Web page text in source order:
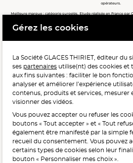
opérateurs.
Meilleure marque : catégorie surgelés. Etude réalisée en France par
Meilleure chaîne de magasins, Meilleur e-commerçant, Meilleure
POUR VOTRE SANTÉ, MANGEZ AU
LÉGUMES PAR JOUR.
L'abus d'alcool est dangereux pour
avec
Gérez les cookies
La Société GLACES THIRIET, éditeur du
ses partenaires utilise(nt) des cookies et
aux fins suivantes : faciliter le bon
analyser et améliorer l’expérience
contenus, produits et services, mesurer
visionner des vidéos.
Vous pouvez accepter ou refuser les
boutons « Tout accepter » et « Tout
également être manifesté par la simple
recueil du consentement. Vous pouvez
certains types de cookies selon leur
bouton « Personnaliser mes choix ».